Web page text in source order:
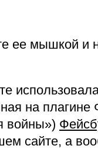
ее мышкой и
на
войны»)
сайте, а